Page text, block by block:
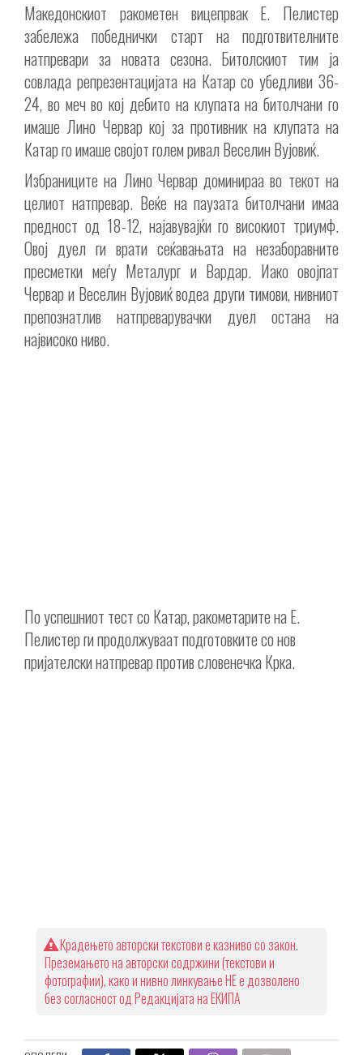
Македонскиот ракометен вицепрвак Е. Пелистер
забележа победнички старт на подготвителните
натпревари за новата сезона. Битолскиот тим ја
совлада репрезентацијата на Катар со убедливи 36-
24, во меч во кој дебито на клупата на битолчани го
имаше Лино Червар кој за противник на клупата на
Катар го имаше својот голем ривал Веселин Вујовиќ.
Избраниците на Лино Червар доминираа во текот на
целиот натпревар. Веќе на паузата битолчани имаа
предност од 18-12, најавувајќи го високиот триумф.
Овој дуел ги врати сеќавањата на незаборавните
пресметки меѓу Металург и Вардар. Иако овојпат
Червар и Веселин Вујовиќ водеа други тимови, нивниот
препознатлив натпреварувачки дуел остана на
највисоко ниво.
По успешниот тест со Катар, ракометарите на Е.
Пелистер ги продолжуваат подготовките со нов
пријателски натпревар против словенечка Крка.
Крадењето авторски текстови е казниво со закон.
Преземањето на авторски содржини (текстови и
фотографии), како и нивно линкување НЕ е дозволено
без согласност од Редакцијата на ЕКИПА